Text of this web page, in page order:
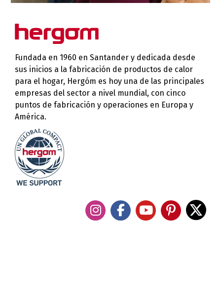
Fundada en 1960 en Santander y dedicada desde
sus inicios a la fabricación de productos de calor
para el hogar, Hergóm es hoy una de las principales
empresas del sector a nivel mundial, con cinco
puntos de fabricación y operaciones en Europa y
América.